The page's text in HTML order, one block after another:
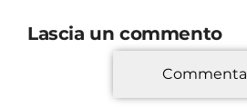
Lascia un commento
*
Commenta